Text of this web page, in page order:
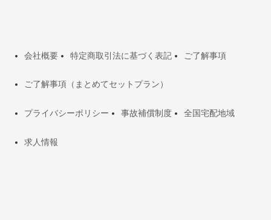
会社概要 特定商取引法に基づく表記 ご了解事項
ご了解事項（まとめてセットプラン）
プライバシーポリシー 事故補償制度 全国宅配地域
求人情報